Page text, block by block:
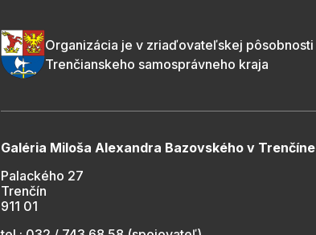
Organizácia je v zriaďovateľskej pôsobnosti
Trenčianskeho samosprávneho kraja
Galéria Miloša Alexandra Bazovského v Trenčíne
Palackého 27
Trenčín
911 01